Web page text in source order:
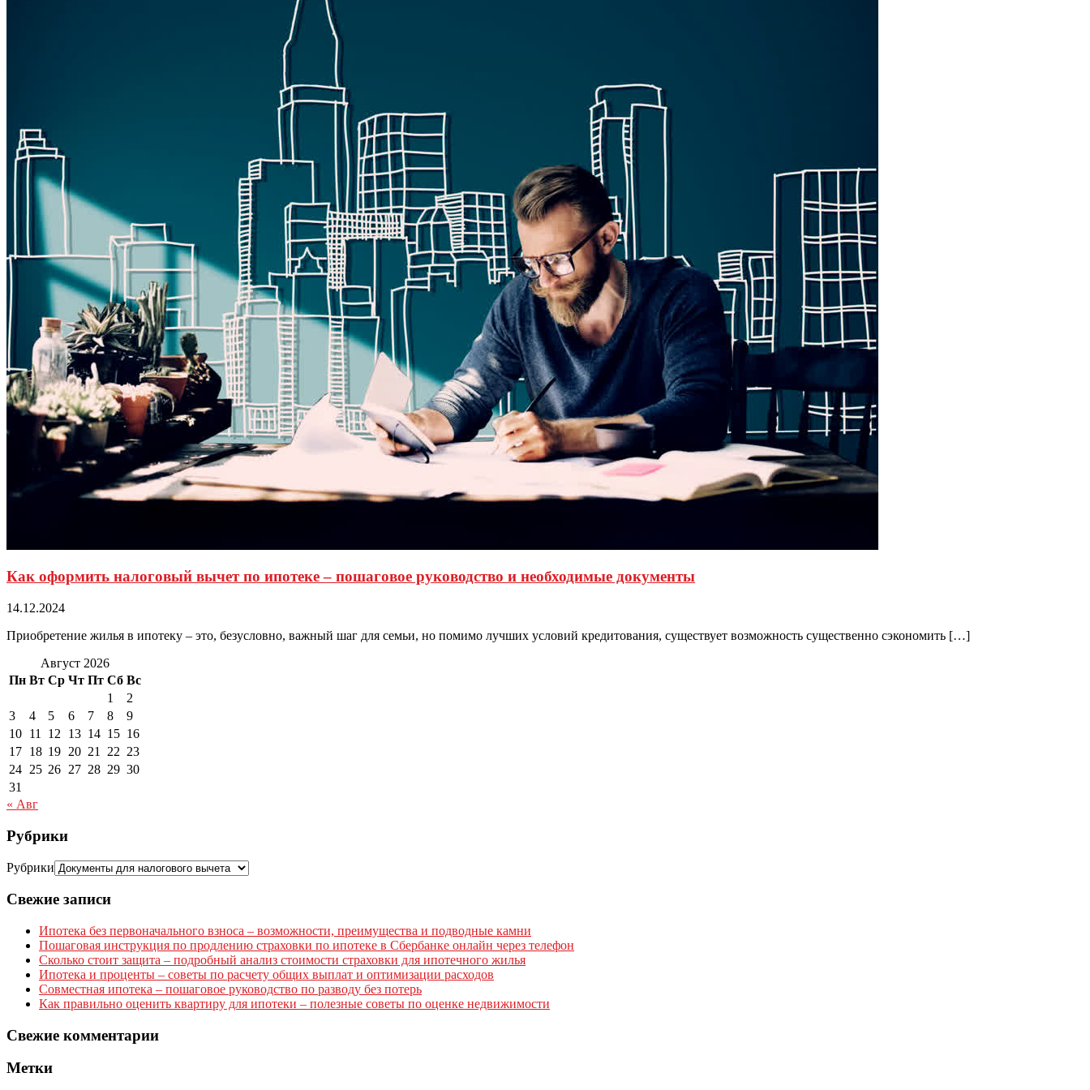
Как оформить налоговый вычет по ипотеке – пошаговое руководство и необходимые документы
14.12.2024
Приобретение жилья в ипотеку – это, безусловно, важный шаг для семьи, но помимо лучших условий кредитования, существует возможность существенно сэкономить […]
Август 2026
Пн Вт Ср Чт Пт Сб Вс
1
2
3
4 5 6 7 8
9
10 11 12 13 14 15 16
17 18 19 20 21 22 23
24 25 26 27 28 29 30
31
« Авг
Рубрики
Рубрики
Свежие записи
Ипотека без первоначального взноса – возможности, преимущества и подводные камни
Пошаговая инструкция по продлению страховки по ипотеке в Сбербанке онлайн через телефон
Сколько стоит защита – подробный анализ стоимости страховки для ипотечного жилья
Ипотека и проценты – советы по расчету общих выплат и оптимизации расходов
Совместная ипотека – пошаговое руководство по разводу без потерь
Как правильно оценить квартиру для ипотеки – полезные советы по оценке недвижимости
Свежие комментарии
Метки